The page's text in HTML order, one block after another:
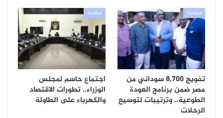
سياسية
تفويج 8,700 سوداني من
مصر ضمن برنامج العودة
الطوعية.. وترتيبات لتوسيع
الرحلات
سياسية
اجتماع حاسم لمجلس
الوزراء.. تطورات الاقتصاد
والكهرباء على الطاولة